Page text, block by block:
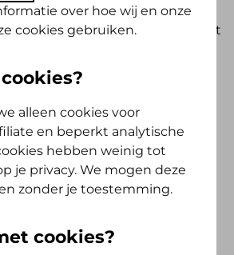
wordt vergoed uit
De vergoeding geldt voor
vier jaar als sprake is van een
natuurlijke) vorm van
verzekerden vanaf vijf jaar,
kortdurende incontinentie of
zorgverzekering
over hoe wij en onze
cookies gebruiken.
alleen cookies voor
en beperkt analytische
hebben weinig tot
je privacy. We mogen deze
zonder je toestemming.
cookies?